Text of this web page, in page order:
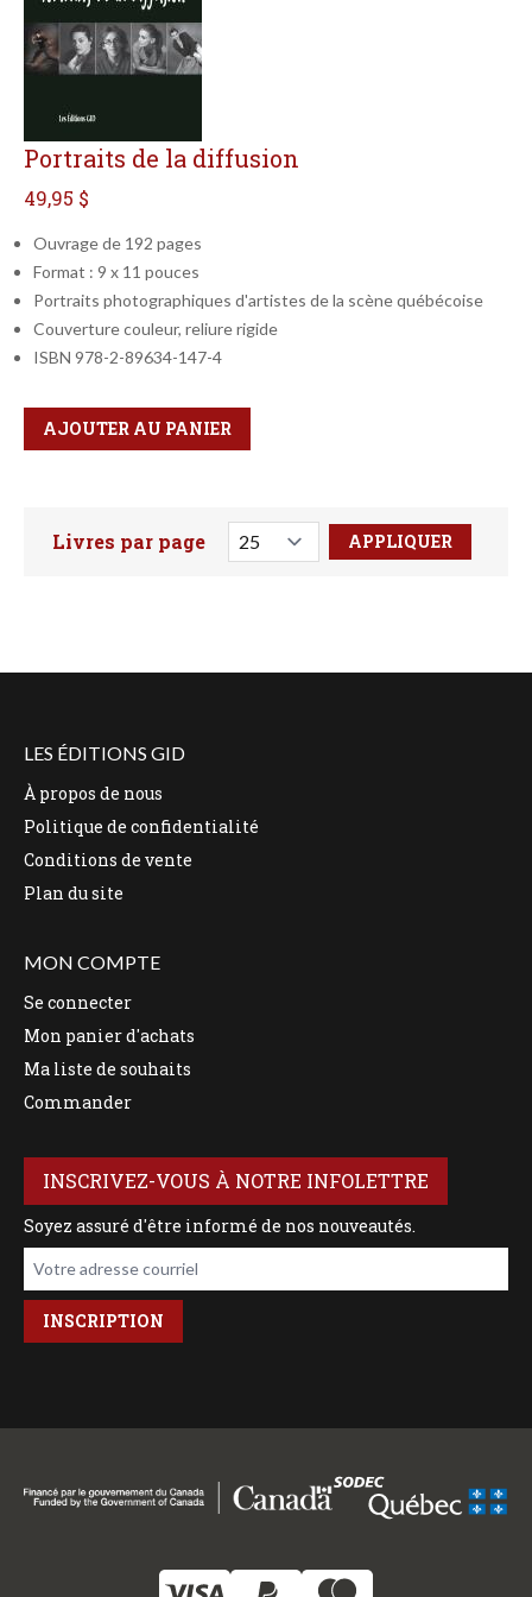
Portraits de la diffusion
49,95 $
Ouvrage de 192 pages
Format : 9 x 11 pouces
Portraits photographiques d'artistes de la scène québécoise
Couverture couleur, reliure rigide
ISBN 978-2-89634-147-4
Qté
Format
AJOUTER AU PANIER
Faites votre recherche ici
Livres par page
LES ÉDITIONS GID
À propos de nous
Politique de confidentialité
Conditions de vente
Plan du site
MON COMPTE
Se connecter
Mon panier d'achats
Ma liste de souhaits
Commander
INSCRIVEZ-VOUS À NOTRE INFOLETTRE
Soyez assuré d'être informé de nos nouveautés.
Votre adresse courriel